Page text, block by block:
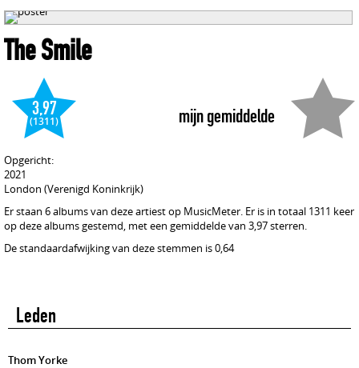
The Smile
mijn gemiddelde
3,97
(1311)
Opgericht:
2021
London (Verenigd Koninkrijk)
Er staan 6 albums van deze artiest op MusicMeter. Er is in totaal 1311 keer
op deze albums gestemd, met een gemiddelde van 3,97 sterren.
De standaardafwijking van deze stemmen is 0,64
Leden
Thom Yorke